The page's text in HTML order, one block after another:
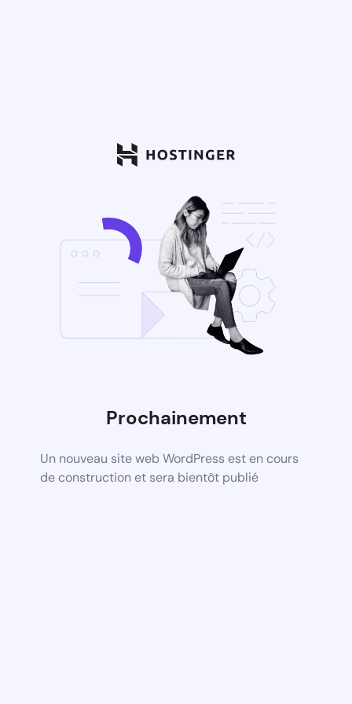
Prochainement
Un nouveau site web WordPress est en cours
de construction et sera bientôt publié